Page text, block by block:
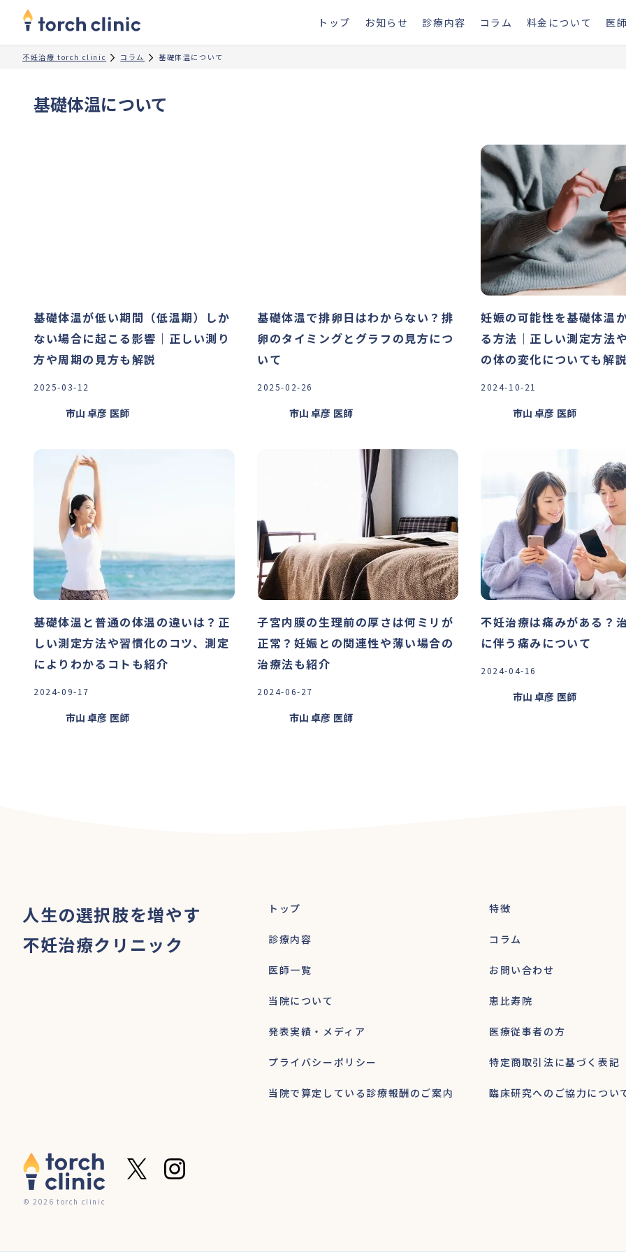
トップ お知らせ 診療内容 コラム 料金について 医
不妊治療 torch clinic コラム 基礎体温について
基礎体温について
基礎体温が低い期間（低温期）しか
ない場合に起こる影響｜正しい測り
方や周期の見方も解説
2025-03-12
市山 卓彦 医師
基礎体温で排卵日はわからない？排
卵のタイミングとグラフの見方につ
いて
2025-02-26
市山 卓彦 医師
妊娠の可能性を基礎体温
る方法｜正しい測定方法
の体の変化についても解
2024-10-21
市山 卓彦 医師
基礎体温と普通の体温の違いは？正
しい測定方法や習慣化のコツ、測定
によりわかるコトも紹介
2024-09-17
市山 卓彦 医師
子宮内膜の生理前の厚さは何ミリが
正常？妊娠との関連性や薄い場合の
治療法も紹介
2024-06-27
市山 卓彦 医師
不妊治療は痛みがある？
に伴う痛みについて
2024-04-16
市山 卓彦 医師
人生の選択肢を増やす
不妊治療クリニック
トップ 特徴
診療内容 コラム
医師一覧 お問い合わせ
当院について 恵比寿院
発表実績・メディア 医療従事者の方
プライバシーポリシー 特定商取引法に基づく表記
当院で算定している診療報酬のご案内 臨床研究へのご協力につい
© 2026 torch clinic